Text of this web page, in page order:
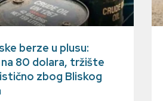
berze u plusu:
80 dolara, tržište
zbog Bliskog